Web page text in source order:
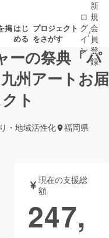
掲はじ
める
プロジェクト
をさがす
終了が近いプ
書籍・雑誌
ロ
グ
イ
ン
/
新
規
会
員
登
録
ーの祭典「パ
州アートお届
ト
・地域活性化 福岡県
現在の支援総
額
247,